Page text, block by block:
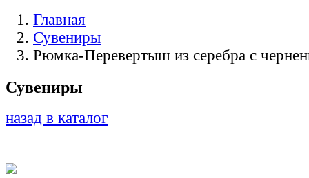
Главная
Сувениры
Рюмка-Перевертыш из серебра с
Сувениры
назад в каталог